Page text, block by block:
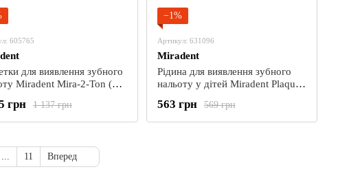
605765
для виявлення зубного
Miradent Mira-2-Ton (50
1 137 грн
грн
−1%
Артикул: 631096
Miradent
Рідина для виявлення зубного
нальоту у дітей Miradent Plaque
569 грн
563 грн
... 11 Вперед